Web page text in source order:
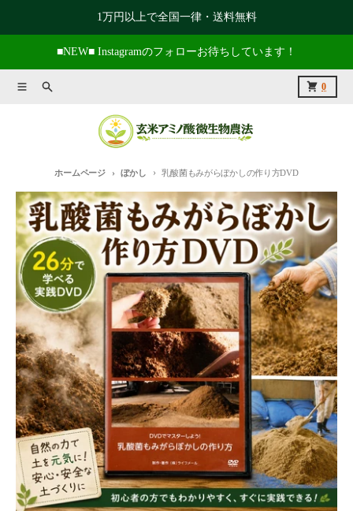
1万円以上で全国一律・送料無料
■NEW■ Instagramのフォローお待ちしています！
メニュー捜索 0
カート
ホームページ ぼかし 乳酸菌もみがらぼかしの作り方DVD
商品情報にスキップ